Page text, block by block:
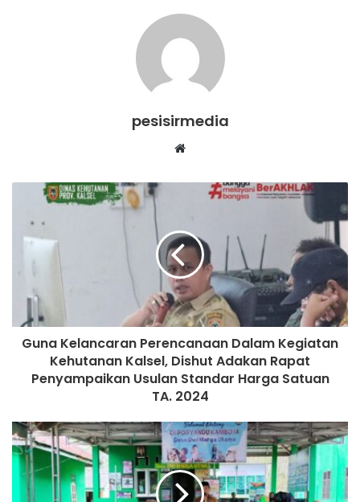
pesisirmedia
Website
Guna Kelancaran Perencanaan Dalam Kegiatan
Kehutanan Kalsel, Dishut Adakan Rapat
Penyampaikan Usulan Standar Harga Satuan
TA. 2024